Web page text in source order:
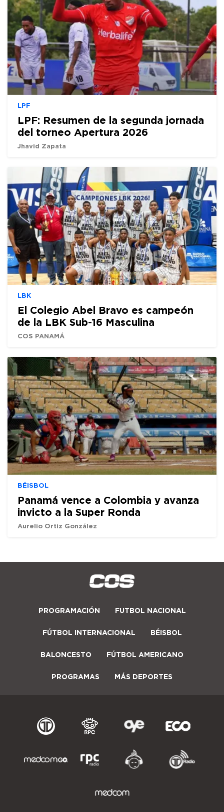
LPF
LPF: Resumen de la segunda jornada
del torneo Apertura 2026
Jhavid Zapata
LBK
El Colegio Abel Bravo es campeón
de la LBK Sub-16 Masculina
COS PANAMÁ
BÉISBOL
Panamá vence a Colombia y avanza
invicto a la Super Ronda
Aurelio Ortiz González
PROGRAMACIÓN FUTBOL NACIONAL
FÚTBOL INTERNACIONAL BÉISBOL
BALONCESTO FÚTBOL AMERICANO
PROGRAMAS MÁS DEPORTES